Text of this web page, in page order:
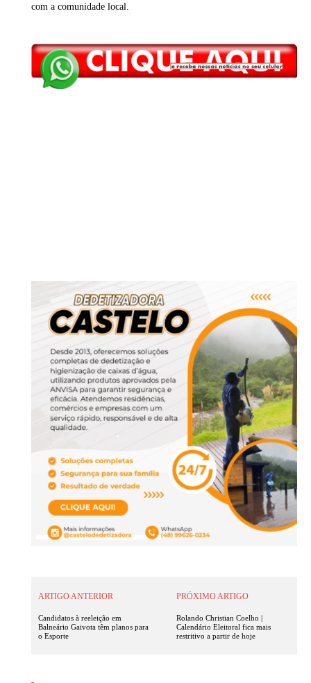
com a comunidade local.
ARTIGO ANTERIOR
Candidatos à reeleição em
Balneário Gaivota têm planos para
o Esporte
PRÓXIMO ARTIGO
Rolando Christian Coelho |
Calendário Eleitoral fica mais
restritivo a partir de hoje